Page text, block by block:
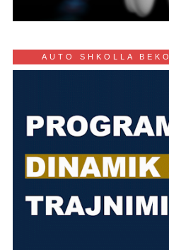
AUTO SHKOLLA BEKO